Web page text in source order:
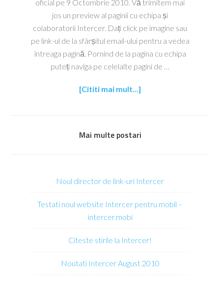
oficial pe 9 Octombrie 2010. Vă trimitem mai
jos un preview al paginii cu echipa și
colaboratorii Intercer. Dați click pe imagine sau
pe link-ul de la sfârșitul email-ului pentru a vedea
întreaga pagină. Pornind de la pagina cu echipa
puteți naviga pe celelalte pagini de …
[Cititi mai mult...]
Mai multe postari
Noul director de link-uri Intercer
Testati noul website Intercer pentru mobil –
intercer.mobi
Citeste stirile la Intercer!
Noutati Intercer August 2010